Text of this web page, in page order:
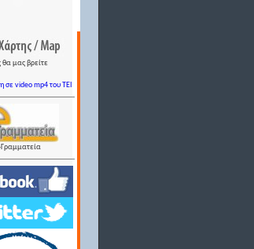
θα μας βρείτε
σε video mp4 του TEI